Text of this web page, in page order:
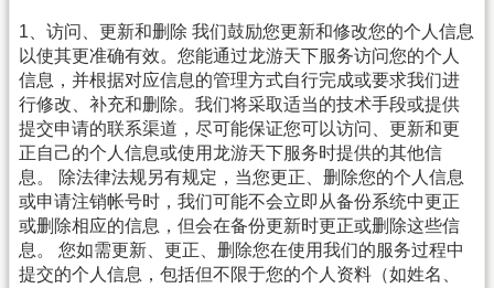
1、访问、更新和删除 我们鼓励您更新和修改您的个人信息
以使其更准确有效。您能通过龙游天下服务访问您的个人
信息，并根据对应信息的管理方式自行完成或要求我们进
行修改、补充和删除。我们将采取适当的技术手段或提供
提交申请的联系渠道，尽可能保证您可以访问、更新和更
正自己的个人信息或使用龙游天下服务时提供的其他信
息。 除法律法规另有规定，当您更正、删除您的个人信息
或申请注销帐号时，我们可能不会立即从备份系统中更正
或删除相应的信息，但会在备份更新时更正或删除这些信
息。 您如需更新、更正、删除您在使用我们的服务过程中
提交的个人信息，包括但不限于您的个人资料（如姓名、